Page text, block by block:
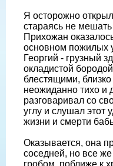
Я осторожно
стараясь не
Прихожан
основном пожилых
Георгий - грузный
окладистой
блестящими,
неожиданно тихо и
разговаривал со
углу и слушал этот
жизни и смерти
Оказывается, она
соседней, но все
гробом, поближе к